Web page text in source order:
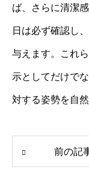
ば、さらに清潔
日は必ず確認し
与えます。これ
示としてだけで
対する姿勢を自
前の記